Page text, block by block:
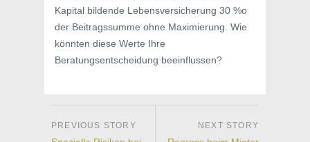
Kapital bildende Lebensversicherung 30 %o
der Beitragssumme ohne Maximierung. Wie
könnten diese Werte Ihre
Beratungsentscheidung beeinflussen?